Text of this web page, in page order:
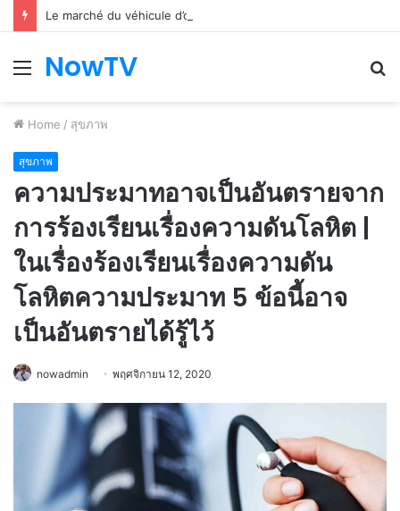
Le marché du véhicule d’occasion en plein essor
Menu
NowTV
Home / สุขภาพ
สุขภาพ
ความประมาทอาจเป็นอันตรายจาก
การร้องเรียนเรื่องความดันโลหิต |
ในเรื่องร้องเรียนเรื่องความดัน
โลหิตความประมาท 5 ข้อนี้อาจ
เป็นอันตรายได้รู้ไว้
nowadmin พฤศจิกายน 12, 2020